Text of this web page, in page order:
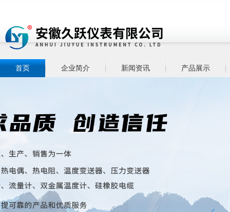
首页 企业简介 新闻资讯 产品展示